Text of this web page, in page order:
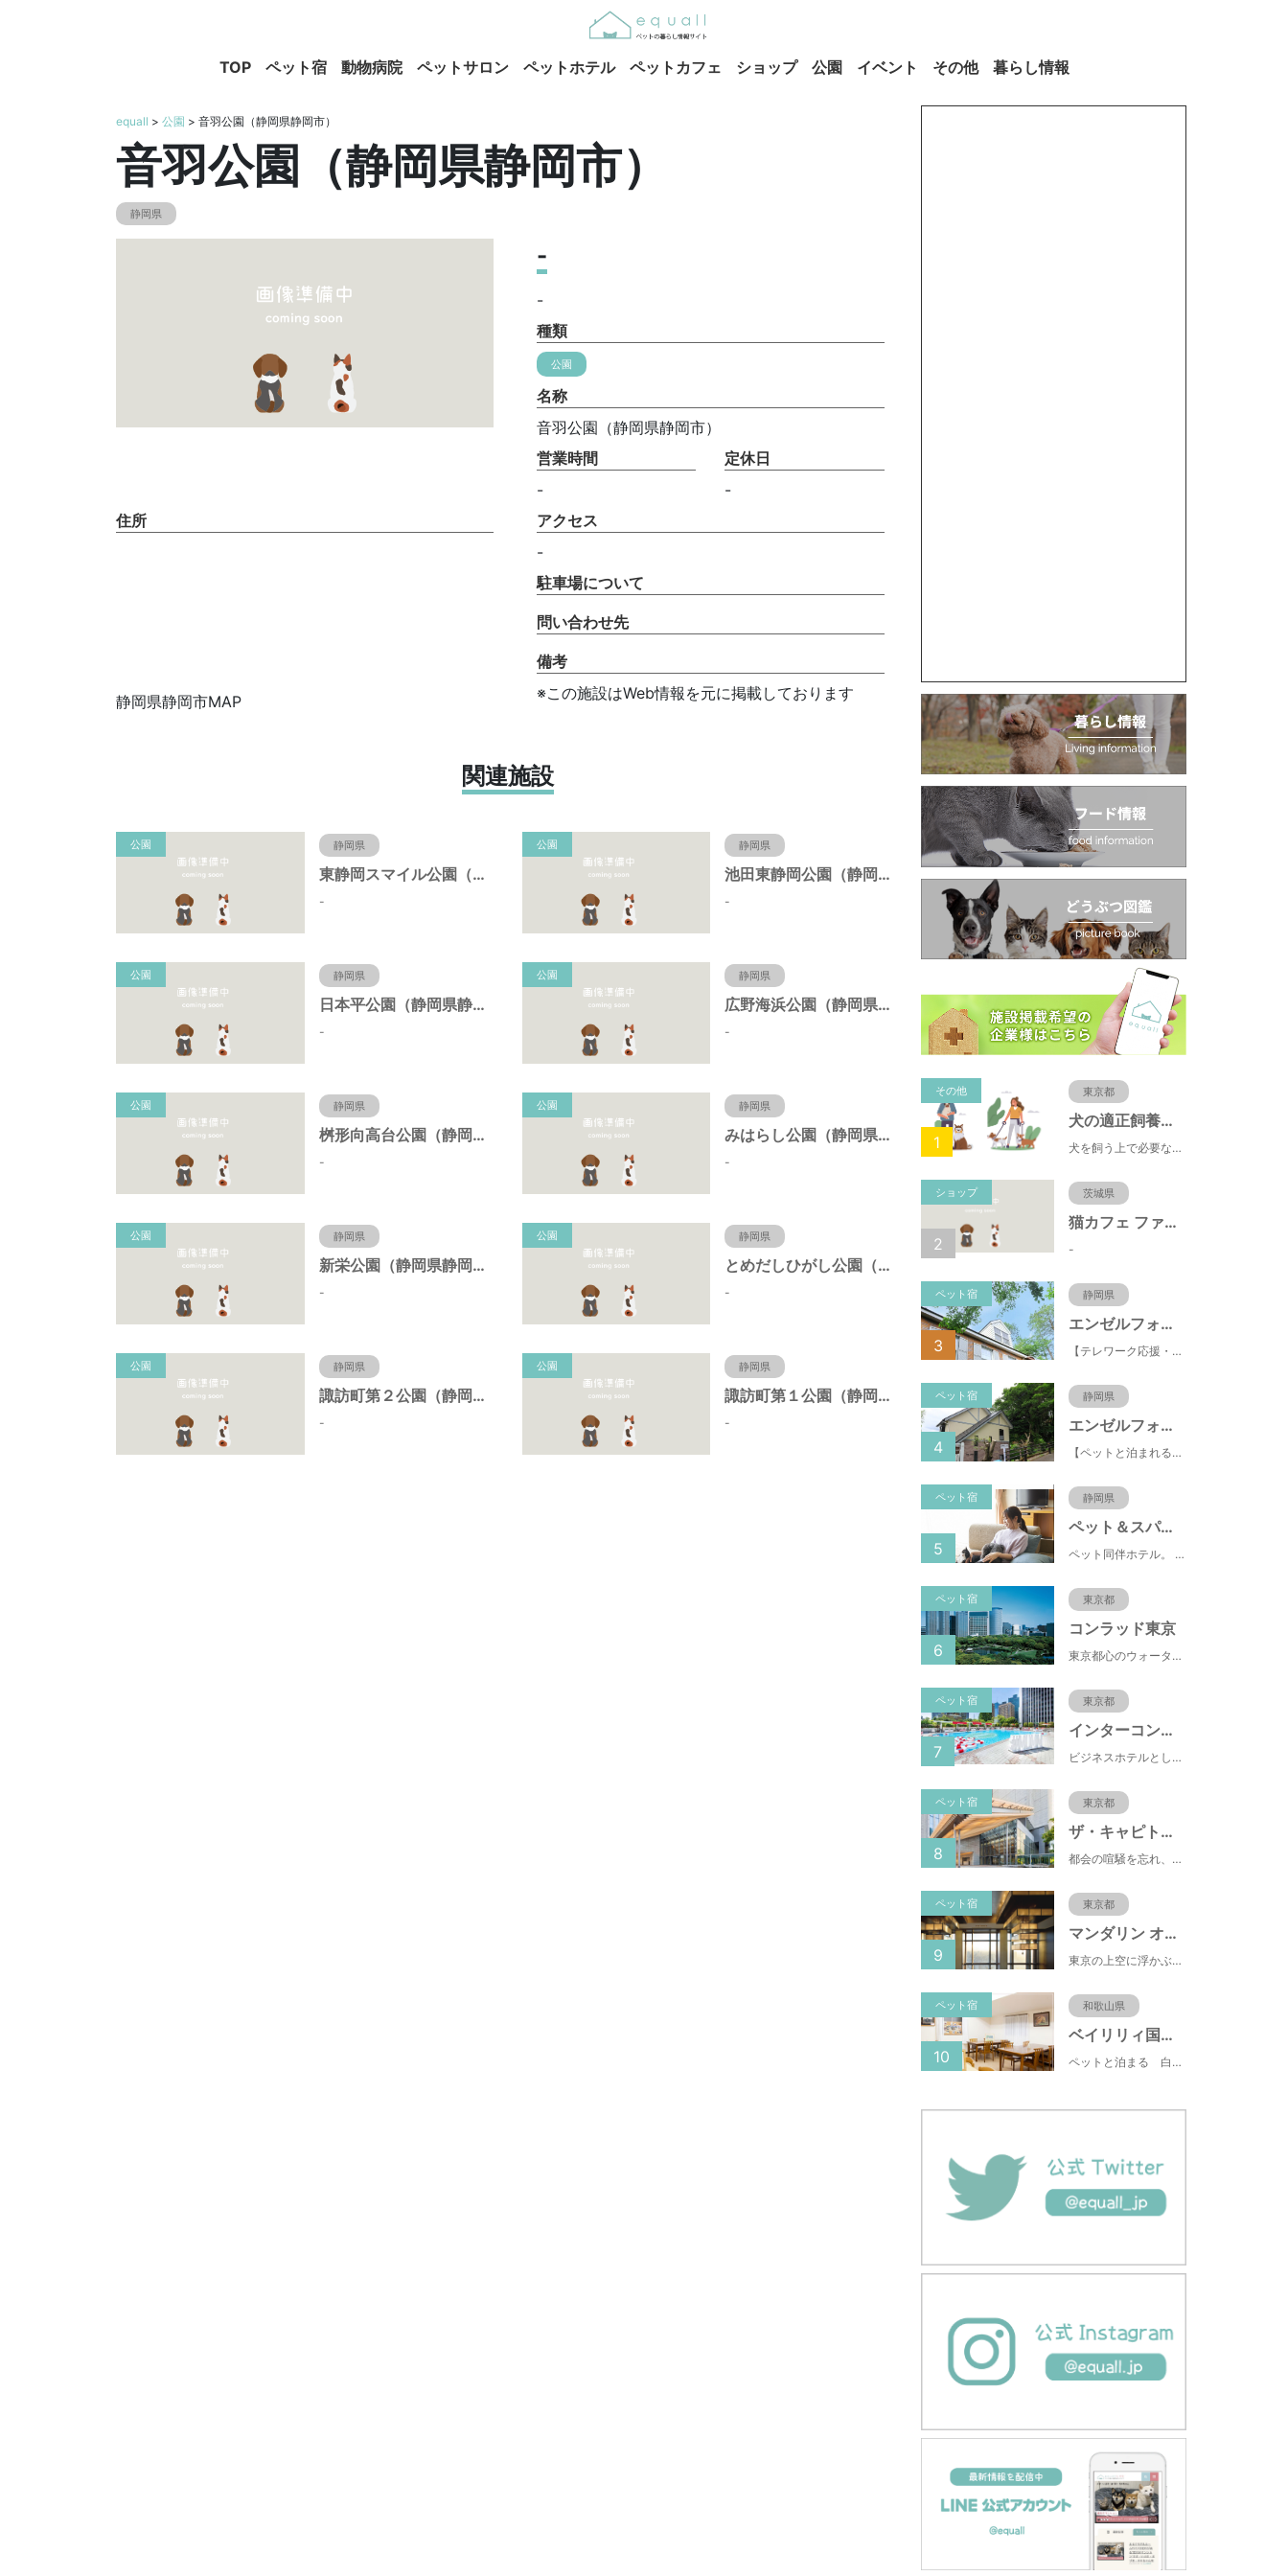
TOP ペット宿 動物病院 ペットサロン ペットホテル ペットカフェ ショップ 公園 イベント その他 暮らし情報
equall > 公園 > 音羽公園（静岡県静岡市）
音羽公園（静岡県静岡市）
静岡県
-
-
種類
公園
名称
音羽公園（静岡県静岡市）
営業時間
-
定休日
-
住所
静岡県静岡市MAP
アクセス
-
駐車場について
問い合わせ先
備考
※この施設はWeb情報を元に掲載しております
関連施設
公園 静岡県
東静岡スマイル公園（静岡県静岡市）
-
公園 静岡県
池田東静岡公園（静岡県静岡市）
-
公園 静岡県
日本平公園（静岡県静岡市）
-
公園 静岡県
広野海浜公園（静岡県静岡市）
-
公園 静岡県
桝形向高台公園（静岡県静岡市）
-
公園 静岡県
みはらし公園（静岡県静岡市）
-
公園 静岡県
新栄公園（静岡県静岡市）
-
公園 静岡県
とめだしひがし公園（静岡県静岡市）
-
公園 静岡県
諏訪町第２公園（静岡県静岡市）
-
公園 静岡県
諏訪町第１公園（静岡県静岡市）
-
その他 東京都
犬の適正飼養クイズ
犬を飼う上で必要な責任やマナー、健康管理について学ぶことができます。
1
ショップ 茨城県
猫カフェ ファミリーズ
-
2
ペット宿 静岡県
エンゼルフォレスト伊豆スカイライン
【テレワーク応援・ペットと泊まれる】ゴルフ場隣接のまるごと貸切別荘（自炊OK）
3
ペット宿 静岡県
エンゼルフォレスト伊豆高原(赤沢望洋台)
【ペットと泊まれる】源泉かけ流し温泉付の1棟貸切別荘（自炊OK）全別荘内装リフォーム済み♪
4
ペット宿 静岡県
ペット＆スパホテル伊豆高原
ペット同伴ホテル。 快適な施設と癒しの温泉、京風懐石をご堪能ください。
5
ペット宿 東京都
コンラッド東京
東京都心のウォーターフロントに位置し、都内全域へのアクセスへも便利なコンラッド東京は、銀座や新橋へ徒歩圏内、明治神宮や浅草、六本木などの観光・ショッピングエリアにもアクセス至便。また、東京駅まで10分、羽田空港まで25分、丸の内などの主要ビジネス街へのアクセスにも優れ、ビジネスにも最適のロケーションです。
6
ペット宿 東京都
インターコンチネンタル東京ベイ
ビジネスホテルとして有名な東横INN(東横イン)がペットと一緒に泊まれるプランをスタートしました。東横INNは、ペット専用Instagramもスタートしており、飼い主の間で話題になっています。
7
ペット宿 東京都
ザ・キャピトルホテル
都会の喧騒を忘れ、日常から解き放たれるひとときをお約束いたします ザ・キャピトルホテル 東急の客室は14室のスイートを含む全251室がすべてが44.8m²以上ゆとりの広さ。 日本の伝統的な建築様式を取り入れ、障子や襖をしつらえた洗練された和モダンな空間が和らぎの時間を演出します。 そして窓からは、国会議事堂をはじめとする東京の街並みを見渡すパノラマビューがお楽しみいただけます。
8
ペット宿 東京都
マンダリン オリエンタル 東京
東京の上空に浮かぶマンダリン オリエンタル 東京は、眼下にすばらしい風景が広がるラグジュアリーな5つ星ホテルです。凜とした風格ある佇まいと和モダンのスタイルに、最新鋭のテクノロジー、定評あるスパ、驚きと感動に満ちた食体験、卓越したサービスを融合させ、真心を込めてお客さまをおもてなしいたします。
9
ペット宿 和歌山県
ベイリリィ国民宿舎しらゆり荘
ペットと泊まる 白浜温泉 ベイリリィ国民宿舎しらゆり荘
10